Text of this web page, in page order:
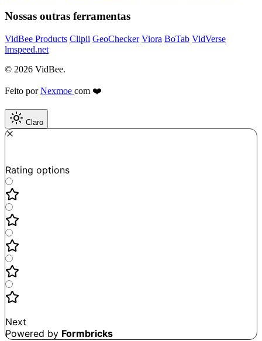
Nossas outras ferramentas
VidBee Products Clipii GeoChecker Viora BoTab VidVerse
lmspeed.net
© 2026 VidBee.
Feito porNexmoe com ❤️
Claro
Rating options
Next
Powered by Formbricks